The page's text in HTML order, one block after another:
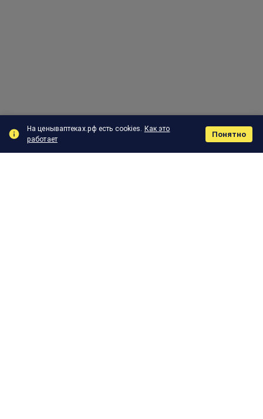
Поиск Меню
На ценываптеках.рф есть cookies. Как это
работает
Понятно